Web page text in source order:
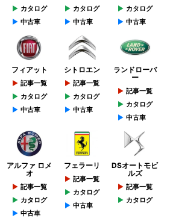
カタログ
中古車
カタログ
中古車
カタログ
中古車
フィアット
記事一覧
カタログ
中古車
シトロエン
記事一覧
カタログ
中古車
ランドローバ
ー
記事一覧
カタログ
中古車
アルファ ロメ
オ
記事一覧
カタログ
中古車
フェラーリ
記事一覧
カタログ
中古車
DSオートモビ
ルズ
記事一覧
カタログ